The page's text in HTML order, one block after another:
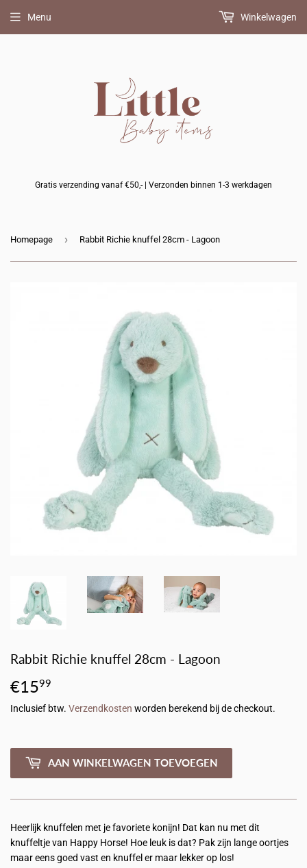
Gratis verzending vanaf €50,- | Verzonden binnen 1-3 werkdagen
Menu Winkelwagen
Homepage › Rabbit Richie knuffel 28cm - Lagoon
Rabbit Richie knuffel 28cm - Lagoon
€1599
Inclusief btw. Verzendkosten worden berekend bij de checkout.
AAN WINKELWAGEN TOEVOEGEN
Heerlijk knuffelen met je favoriete konijn! Dat kan nu met dit
knuffeltje van Happy Horse! Hoe leuk is dat? Pak zijn lange oortjes
maar eens goed vast en knuffel er maar lekker op los!